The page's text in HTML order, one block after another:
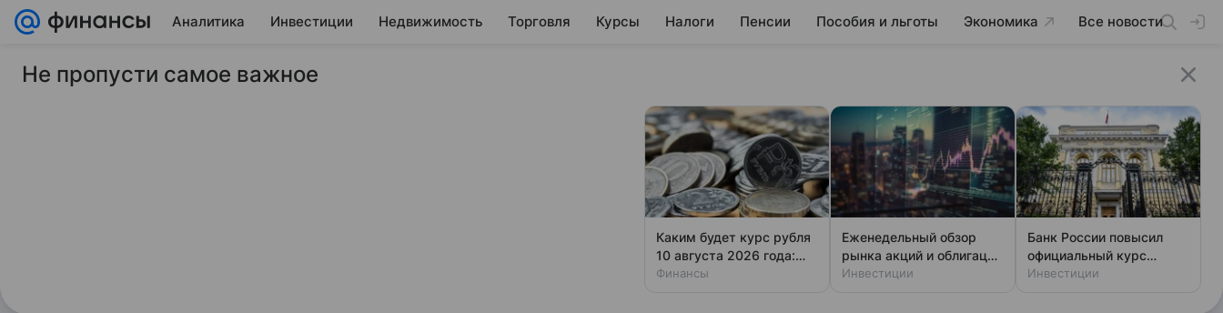
Аналитика Инвестиции Недвижимость Торговля Курсы Налоги Пенсии Пособия и льготы Экономика Все новости
8 мая 2026 Финансы Mail
Нефтяные котировки продолжат лихорадить, пока не станет
Не пропусти самое важное
Каким будет курс рубля
10 августа 2026 года:
прогноз эксперта
Финансы
Еженедельный обзор
рынка акций и облигаций
от 7 августа
Инвестиции
Банк России повысил
официальный курс
доллара на субботу
Инвестиции